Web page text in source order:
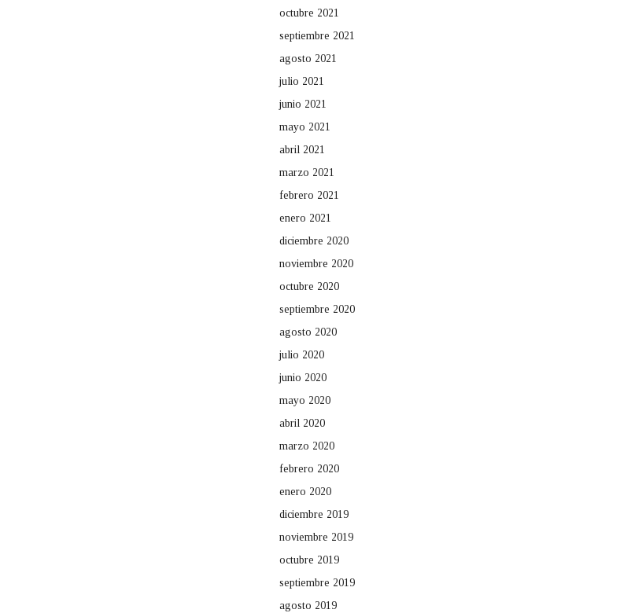
octubre 2021
septiembre 2021
agosto 2021
julio 2021
junio 2021
mayo 2021
abril 2021
marzo 2021
febrero 2021
enero 2021
diciembre 2020
noviembre 2020
octubre 2020
septiembre 2020
agosto 2020
julio 2020
junio 2020
mayo 2020
abril 2020
marzo 2020
febrero 2020
enero 2020
diciembre 2019
noviembre 2019
octubre 2019
septiembre 2019
agosto 2019